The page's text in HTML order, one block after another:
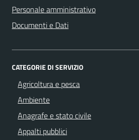
Personale amministrativo
Documenti e Dati
CATEGORIE DI SERVIZIO
Agricoltura e pesca
Ambiente
Anagrafe e stato civile
Appalti pubblici